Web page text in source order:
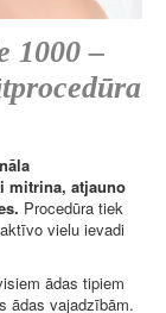
1000 –
mitrina, atjauno
Procedūra tiek
vielu ievadi
ādas tipiem
ādas vajadzībām.